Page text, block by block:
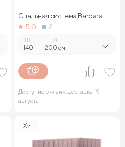
Спальная система Barbara
5.0
2
140 -
Д.
200 см.
Доступно онлайн, доставка 19
августа
Хит